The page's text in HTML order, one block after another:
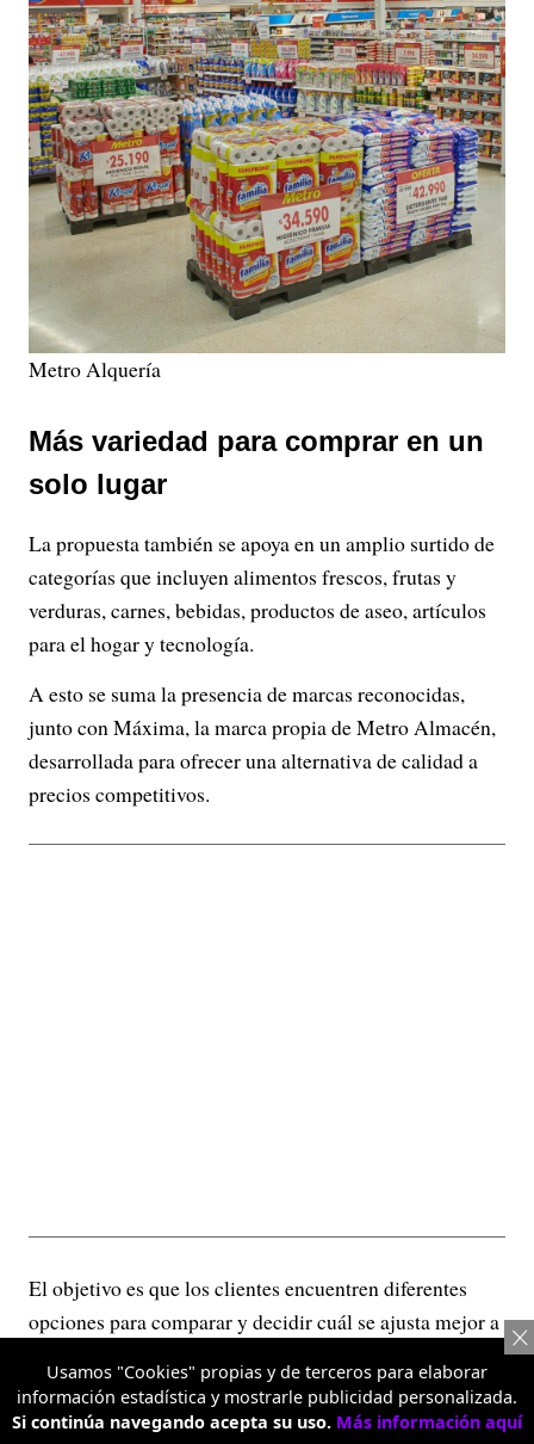
Metro Alquería
Más variedad para comprar en un
solo lugar
La propuesta también se apoya en un amplio surtido de
categorías que incluyen alimentos frescos, frutas y
verduras, carnes, bebidas, productos de aseo, artículos
para el hogar y tecnología.
A esto se suma la presencia de marcas reconocidas,
junto con Máxima, la marca propia de Metro Almacén,
desarrollada para ofrecer una alternativa de calidad a
precios competitivos.
El objetivo es que los clientes encuentren diferentes
opciones para comparar y decidir cuál se ajusta mejor a
El ahorro como parte de la
Usamos "Cookies" propias y de terceros para elaborar
información estadística y mostrarle publicidad personalizada.
Si continúa navegando acepta su uso. Más información aquí